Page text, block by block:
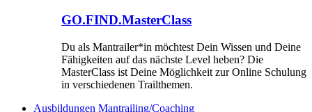
GO.FIND.MasterClass
Du als Mantrailer*in möchtest Dein Wissen und Deine
Fähigkeiten auf das nächste Level heben? Die
MasterClass ist Deine Möglichkeit zur Online Schulung
in verschiedenen Trailthemen.
Ausbildungen Mantrailing/Coaching